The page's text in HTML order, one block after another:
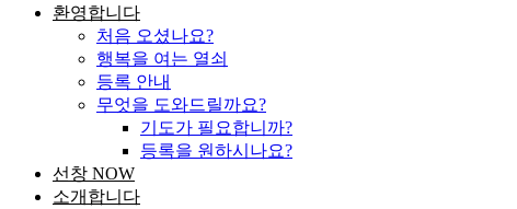
환영합니다
처음 오셨나요?
행복을 여는 열쇠
등록 안내
무엇을 도와드릴까요?
기도가 필요합니까?
등록을 원하시나요?
선창 NOW
소개합니다